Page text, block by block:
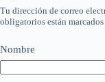
Tu dirección de correo
obligatorios están marcados
Nombre